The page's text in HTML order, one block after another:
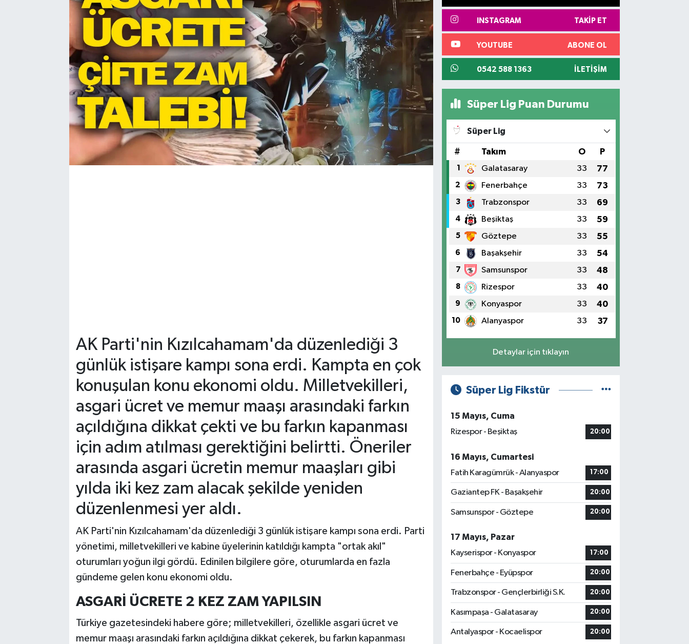
AK Parti'nin Kızılcahamam'da düzenlediği 3
günlük istişare kampı sona erdi. Kampta en çok
konuşulan konu ekonomi oldu. Milletvekilleri,
asgari ücret ve memur maaşı arasındaki farkın
açıldığına dikkat çekti ve bu farkın kapanması
için adım atılması gerektiğini belirtti. Öneriler
arasında asgari ücretin memur maaşları gibi
yılda iki kez zam alacak şekilde yeniden
düzenlenmesi yer aldı.
AK Parti'nin Kızılcahamam'da düzenlediği 3 günlük istişare kampı sona erdi. Parti
yönetimi, milletvekilleri ve kabine üyelerinin katıldığı kampta "ortak akıl"
oturumları yoğun ilgi gördü. Edinilen bilgilere göre, oturumlarda en fazla
gündeme gelen konu ekonomi oldu.
ASGARİ ÜCRETE 2 KEZ ZAM YAPILSIN
Türkiye gazetesindeki habere göre; milletvekilleri, özellikle asgari ücret ve
memur maaşı arasındaki farkın açıldığına dikkat çekerek, bu farkın kapanması
INSTAGRAM TAKIP ET
YOUTUBE ABONE OL
0542 588 1363 İLETIŞIM
Süper Lig Puan Durumu
Süper Lig
# Takım O P
1 Galatasaray 33 77
2 Fenerbahçe 33 73
3 Trabzonspor 33 69
4 Beşiktaş 33 59
5 Göztepe 33 55
6 Başakşehir 33 54
7 Samsunspor 33 48
8 Rizespor 33 40
9 Konyaspor 33 40
10 Alanyaspor 33 37
Detaylar için tıklayın
Süper Lig Fikstür
15 Mayıs, Cuma
Rizespor - Beşiktaş
20:00
16 Mayıs, Cumartesi
Fatih Karagümrük - Alanyaspor
17:00
Gaziantep FK - Başakşehir 20:00
Samsunspor - Göztepe 20:00
17 Mayıs, Pazar
Kayserispor - Konyaspor
17:00
Fenerbahçe - Eyüpspor 20:00
Trabzonspor - Gençlerbirliği S.K. 20:00
Kasımpaşa - Galatasaray 20:00
Antalyaspor - Kocaelispor 20:00